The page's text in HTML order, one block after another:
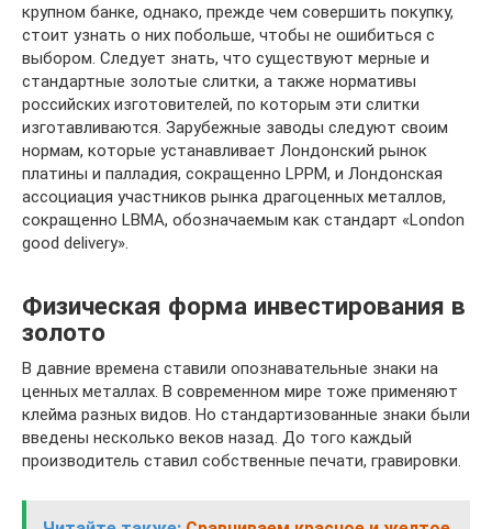
крупном банке, однако, прежде чем совершить покупку,
стоит узнать о них побольше, чтобы не ошибиться с
выбором. Следует знать, что существуют мерные и
стандартные золотые слитки, а также нормативы
российских изготовителей, по которым эти слитки
изготавливаются. Зарубежные заводы следуют своим
нормам, которые устанавливает Лондонский рынок
платины и палладия, сокращенно LPPM, и Лондонская
ассоциация участников рынка драгоценных металлов,
сокращенно LBMA, обозначаемым как стандарт «London
good delivery».
Физическая форма инвестирования в
золото
В давние времена ставили опознавательные знаки на
ценных металлах. В современном мире тоже применяют
клейма разных видов. Но стандартизованные знаки были
введены несколько веков назад. До того каждый
производитель ставил собственные печати, гравировки.